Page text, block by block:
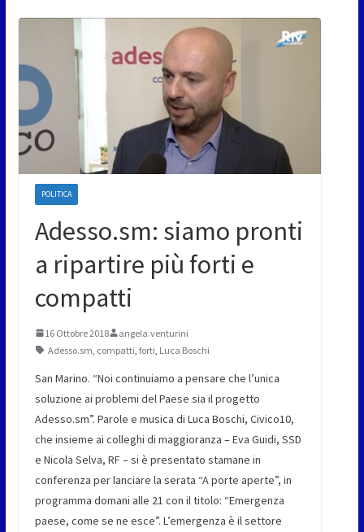
POLITICA
Adesso.sm: siamo pronti
a ripartire più forti e
compatti
16 Ottobre 2018
angela.venturini
Adesso.sm compatti forti Luca Boschi
San Marino. “Noi continuiamo a pensare che l’unica
soluzione ai problemi del Paese sia il progetto
Adesso.sm”. Parole e musica di Luca Boschi, Civico10,
che insieme ai colleghi di maggioranza – Eva Guidi, SSD
e Nicola Selva, RF – si è presentato stamane in
conferenza per lanciare la serata “A porte aperte”, in
programma domani alle 21 con il titolo: “Emergenza
paese, come se ne esce”. L’emergenza è il settore